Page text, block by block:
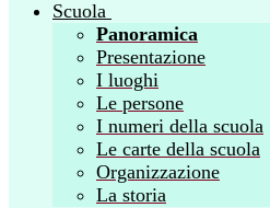
Scuola
Panoramica
Presentazione
I luoghi
Le persone
I numeri della scuola
Le carte della scuola
Organizzazione
La storia